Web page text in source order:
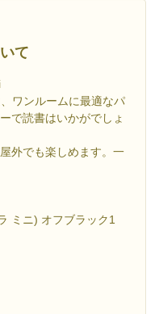
て
ワンルームに最適なパ
で読書はいかがでしょ
外でも楽しめます。一
ミニ) オフブラック1